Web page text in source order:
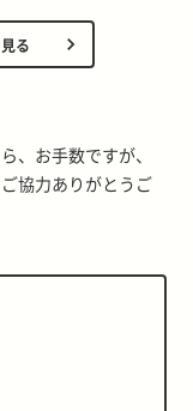
る
、お手数ですが、
協力ありがとうご